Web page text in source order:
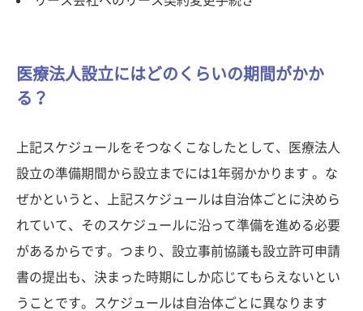
医療法人設立にはどのくらいの期間がかか
る？
上記スケジュールをそつなくこなしたとして、医療法人
設立の準備期間から設立までには1年弱かかります 。な
ぜかというと、上記スケジュールは自治体ごとに決めら
れていて、そのスケジュールに沿って準備を進める必要
があるからです。つまり、設立事前協議も設立許可申請
書の提出も、決まった時期にしか応じてもらえないとい
うことです。スケジュールは自治体ごとに異なります